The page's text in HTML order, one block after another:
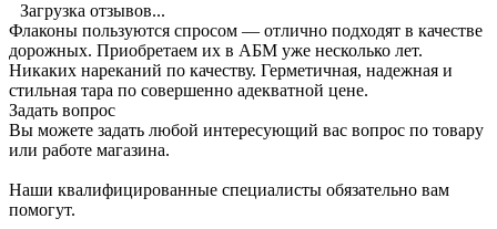
Загрузка отзывов...
Флаконы пользуются спросом — отлично подходят в качестве
дорожных. Приобретаем их в АБМ уже несколько лет.
Никаких нареканий по качеству. Герметичная, надежная и
стильная тара по совершенно адекватной цене.
Задать вопрос
Вы можете задать любой интересующий вас вопрос по товару
или работе магазина.
Наши квалифицированные специалисты обязательно вам
помогут.